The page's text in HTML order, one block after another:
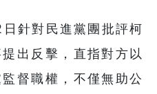
針對民進黨團批評柯
出反擊，直指對方以
督職權，不僅無助公